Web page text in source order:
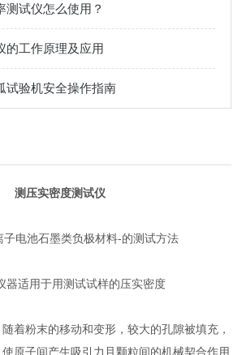
测试仪怎么使用？
的工作原理及应用
试验机安全操作指南
测压实密度测试仪
电池石墨类负极材料-的测试方法
器适用于用测试试样的压实密度
着粉末的移动和变形，较大的孔隙被填充，
原子间产生吸引力且颗粒间的机械契合作用